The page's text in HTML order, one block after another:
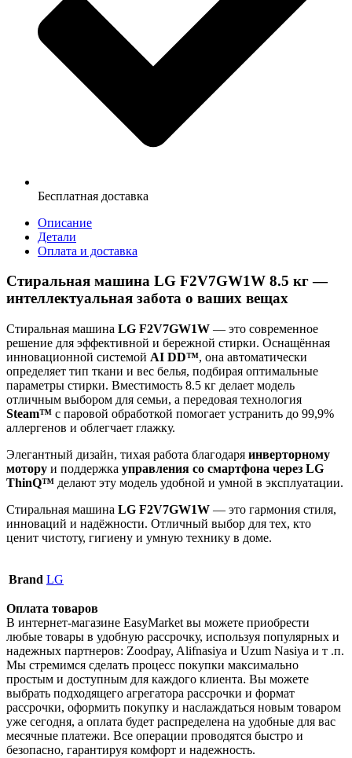
Бесплатная доставка
Описание
Детали
Оплата и доставка
Стиральная машина LG F2V7GW1W 8.5 кг —
интеллектуальная забота о ваших вещах
Стиральная машина LG F2V7GW1W — это современное
решение для эффективной и бережной стирки. Оснащённая
инновационной системой AI DD™, она автоматически
определяет тип ткани и вес белья, подбирая оптимальные
параметры стирки. Вместимость 8.5 кг делает модель
отличным выбором для семьи, а передовая технология
Steam™ с паровой обработкой помогает устранить до 99,9%
аллергенов и облегчает глажку.
Элегантный дизайн, тихая работа благодаря инверторному
мотору и поддержка управления со смартфона через LG
ThinQ™ делают эту модель удобной и умной в эксплуатации.
Стиральная машина LG F2V7GW1W — это гармония стиля,
инноваций и надёжности. Отличный выбор для тех, кто
ценит чистоту, гигиену и умную технику в доме.
Brand LG
Оплата товаров
В интернет-магазине EasyMarket вы можете приобрести
любые товары в удобную рассрочку, используя популярных и
надежных партнеров: Zoodpay, Alifnasiya и Uzum Nasiya и т .п.
Мы стремимся сделать процесс покупки максимально
простым и доступным для каждого клиента. Вы можете
выбрать подходящего агрегатора рассрочки и формат
рассрочки, оформить покупку и наслаждаться новым товаром
уже сегодня, а оплата будет распределена на удобные для вас
месячные платежи. Все операции проводятся быстро и
безопасно, гарантируя комфорт и надежность.